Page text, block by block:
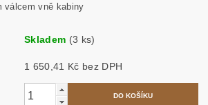
válcem vně kabiny
Skladem (3 ks)
1 650,41 Kč bez DPH